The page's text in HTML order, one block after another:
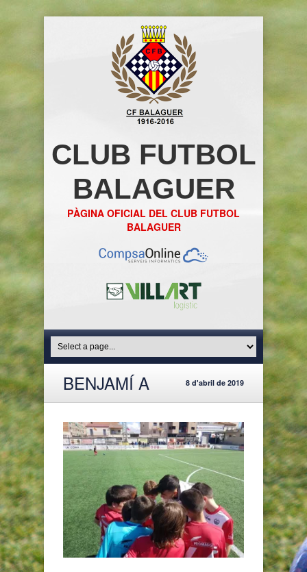
CLUB FUTBOL
BALAGUER
PÀGINA OFICIAL DEL CLUB FUTBOL
BALAGUER
BENJAMÍ A 8 d'abril de 2019